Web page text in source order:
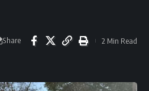
Share 2 Min Read